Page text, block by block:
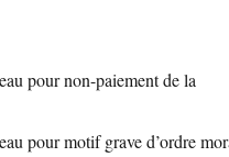
pour non-paiement de la
pour motif grave d’ordre